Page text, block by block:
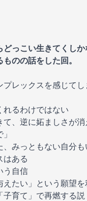
っこい生きてくし
のの話をした回。
プレックスを感じて
れるわけではない
、逆に妬ましさが消
みっともない自分も
はある
う自信
たい」という願望
子育て」で再燃する説